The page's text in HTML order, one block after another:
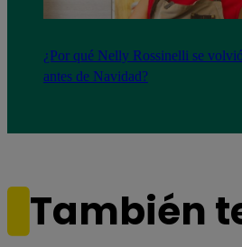
¿Por qué Nelly Rossinelli se volvió
antes de Navidad?
También